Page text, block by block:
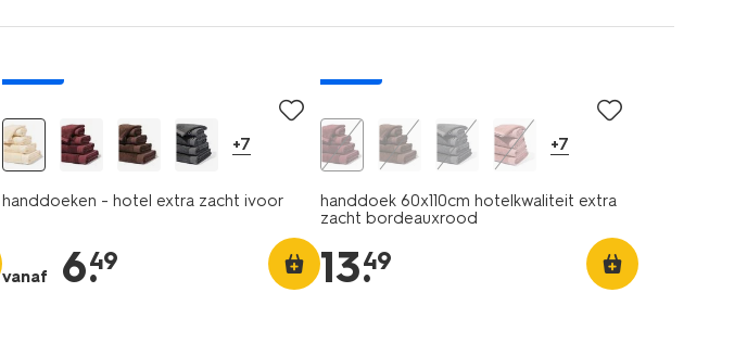
+7
handdoeken - hotel extra zacht ivoor
vanaf 6.
49
+7
handdoek 60x110cm hotelkwaliteit extra
zacht bordeauxrood
13.
49